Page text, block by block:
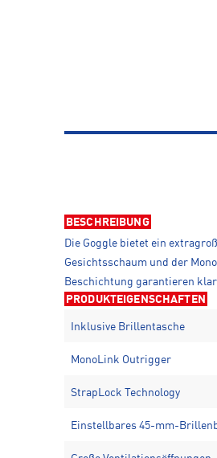
BESCHREIBUNG
Die Goggle bietet ein
Gesichtsschaum und der
Beschichtung garantieren
PRODUKTEIGENSCHAFTEN
Inklusive Brillentasche
MonoLink Outrigger
StrapLock Technology
Einstellbares 45-mm-